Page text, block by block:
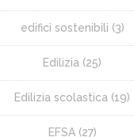
edifici sostenibili (3)
Edilizia (25)
Edilizia scolastica (19)
EFSA(27)